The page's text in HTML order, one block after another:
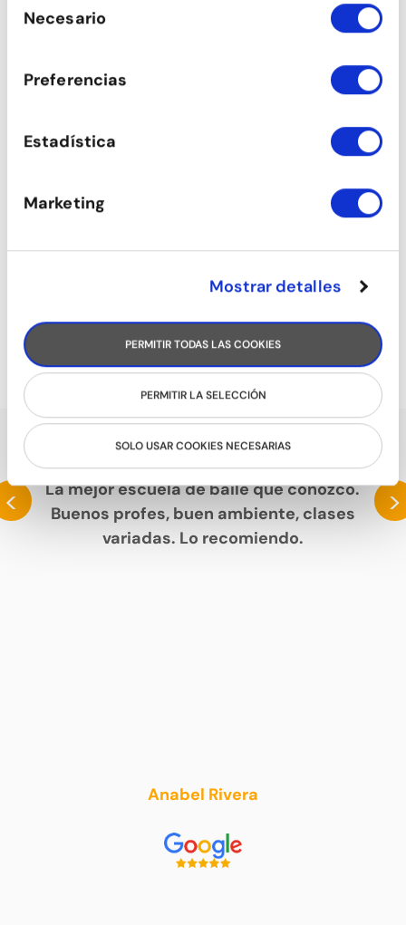
de sus servicios.
deNecesario
Preferencias
Estadística
Marketing
Mostrar detalles
PERMITIR TODAS LAS COOKIES
PERMITIR LA SELECCIÓN
SOLO USAR COOKIES NECESARIAS
HABLAN DE NOSOTROS
<
La mejor escuela de baile que conozco.
Buenos profes, buen ambiente, clases
variadas. Lo recomiendo.
Anabel Rivera
>